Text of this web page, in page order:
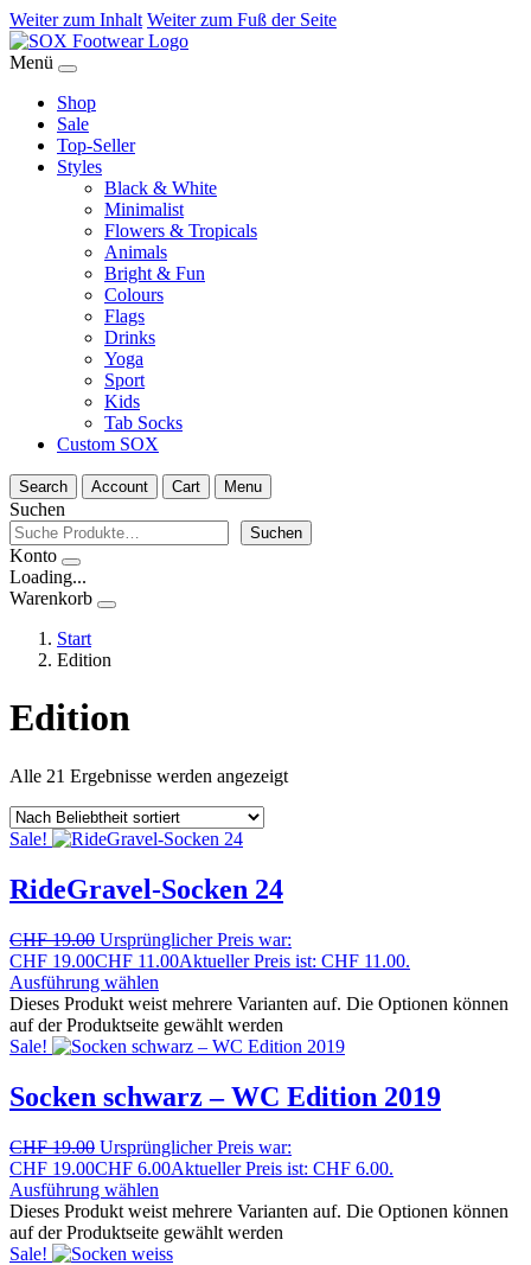
Weiter zum Inhalt Weiter zum Fuß der Seite
Menü
Shop
Sale
Top-Seller
Styles
Black & White
Minimalist
Flowers & Tropicals
Animals
Bright & Fun
Colours
Flags
Drinks
Yoga
Sport
Kids
Tab Socks
Custom SOX
Search Account Cart Menu
Suchen
Suchen
Konto
Loading...
Warenkorb
Start
Edition
Edition
Alle 21 Ergebnisse werden angezeigt
Sale!
RideGravel-Socken 24
CHF19.00 Ursprünglicher Preis war:
CHF 19.00CHF 11.00Aktueller Preis ist: CHF 11.00.
Ausführung wählen
Dieses Produkt weist mehrere Varianten auf. Die Optionen können
auf der Produktseite gewählt werden
Sale!
Socken schwarz – WC Edition 2019
CHF19.00 Ursprünglicher Preis war:
CHF 19.00CHF 6.00Aktueller Preis ist: CHF 6.00.
Ausführung wählen
Dieses Produkt weist mehrere Varianten auf. Die Optionen können
auf der Produktseite gewählt werden
Sale!